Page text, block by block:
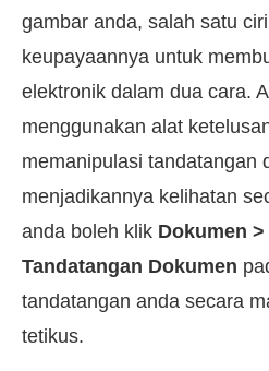
gambar anda, salah satu
keupayaannya untuk
elektronik dalam dua cara.
menggunakan alat
memanipulasi tandatangan
menjadikannya kelihatan
anda boleh klik Dokumen
Tandatangan Dokumen
tandatangan anda secara
tetikus.